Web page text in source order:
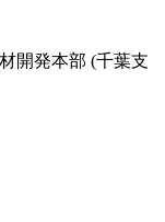
開発本部 (千葉支